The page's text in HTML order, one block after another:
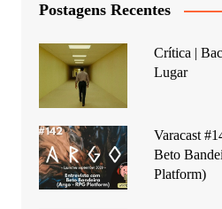
Postagens Recentes
Crítica |
Lugar
Varacast
Beto
Platform)